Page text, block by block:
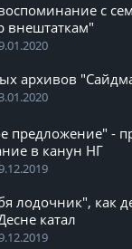
с
внештаткам"
архивов
предложение" -
в канун НГ
лодочник", как
катал